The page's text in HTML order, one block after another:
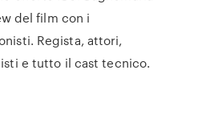
del film con i
Regista, attori,
e tutto il cast tecnico.